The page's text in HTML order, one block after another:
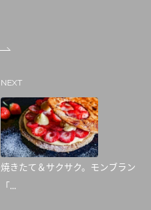
NEXT
焼きたて＆サクサク。モンブラン
「...